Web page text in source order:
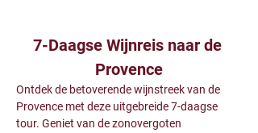
7-Daagse Wijnreis naar de
Provence
Ontdek de betoverende wijnstreek van de
Provence met deze uitgebreide 7-daagse
tour. Geniet van de zonovergoten